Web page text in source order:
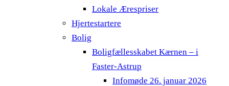
Lokale Ærespriser
Hjertestartere
Bolig
Boligfællesskabet Kærnen – i
Faster-Astrup
Infomøde 26. januar 2026